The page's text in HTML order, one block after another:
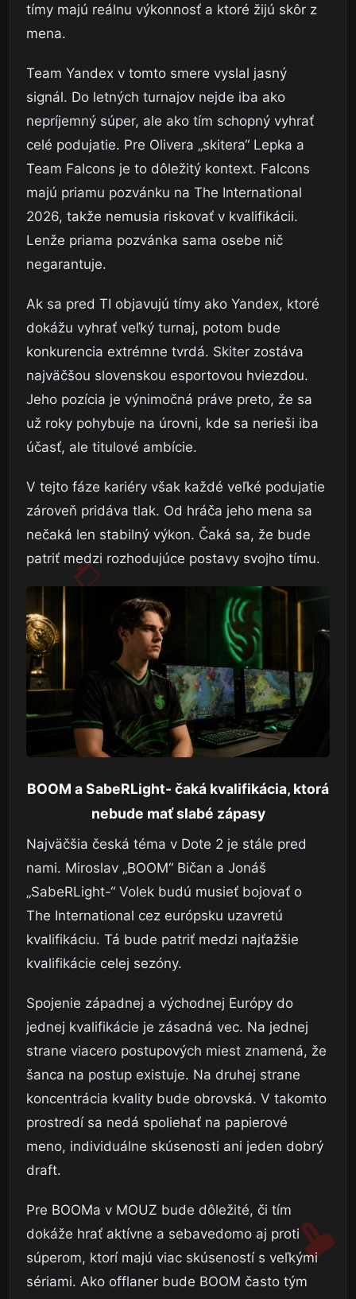
tímy majú reálnu výkonnosť a ktoré žijú skôr z
mena.
Team Yandex v tomto smere vyslal jasný
signál. Do letných turnajov nejde iba ako
nepríjemný súper, ale ako tím schopný vyhrať
celé podujatie. Pre Olivera „skitera“ Lepka a
Team Falcons je to dôležitý kontext. Falcons
majú priamu pozvánku na The International
2026, takže nemusia riskovať v kvalifikácii.
Lenže priama pozvánka sama osebe nič
negarantuje.
Ak sa pred TI objavujú tímy ako Yandex, ktoré
dokážu vyhrať veľký turnaj, potom bude
konkurencia extrémne tvrdá. Skiter zostáva
najväčšou slovenskou esportovou hviezdou.
Jeho pozícia je výnimočná práve preto, že sa
už roky pohybuje na úrovni, kde sa nerieši iba
účasť, ale titulové ambície.
V tejto fáze kariéry však každé veľké podujatie
zároveň pridáva tlak. Od hráča jeho mena sa
nečaká len stabilný výkon. Čaká sa, že bude
patriť medzi rozhodujúce postavy svojho tímu.
BOOM a SabeRLight- čaká kvalifikácia, ktorá
nebude mať slabé zápasy
Najväčšia česká téma v Dote 2 je stále pred
nami. Miroslav „BOOM“ Bičan a Jonáš
„SabeRLight-“ Volek budú musieť bojovať o
The International cez európsku uzavretú
kvalifikáciu. Tá bude patriť medzi najťažšie
kvalifikácie celej sezóny.
Spojenie západnej a východnej Európy do
jednej kvalifikácie je zásadná vec. Na jednej
strane viacero postupových miest znamená, že
šanca na postup existuje. Na druhej strane
koncentrácia kvality bude obrovská. V takomto
prostredí sa nedá spoliehať na papierové
meno, individuálne skúsenosti ani jeden dobrý
draft.
Pre BOOMa v MOUZ bude dôležité, či tím
dokáže hrať aktívne a sebavedomo aj proti
súperom, ktorí majú viac skúseností s veľkými
sériami. Ako offlaner bude BOOM často tým